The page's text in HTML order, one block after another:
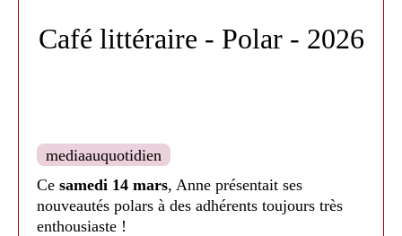
appréciés par les enfants !
Café littéraire - Polar - 2026
mediaauquotidien
Ce samedi 14 mars, Anne présentait ses
nouveautés polars à des adhérents toujours très
enthousiaste !